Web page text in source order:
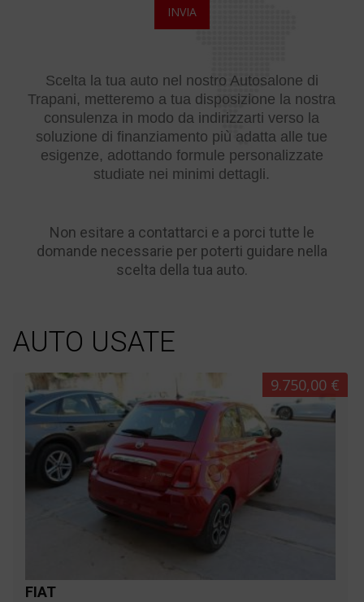
Scelta la tua auto nel nostro Autosalone di
Trapani, metteremo a tua disposizione la nostra
consulenza in modo da indirizzarti verso la
soluzione di finanziamento più adatta alle tue
esigenze, adottando formule personalizzate
studiate nei minimi dettagli.
Non esitare a contattarci e a porci tutte le
domande necessarie per poterti guidare nella
scelta della tua auto.
AUTO USATE
FIAT
9.750,00 €